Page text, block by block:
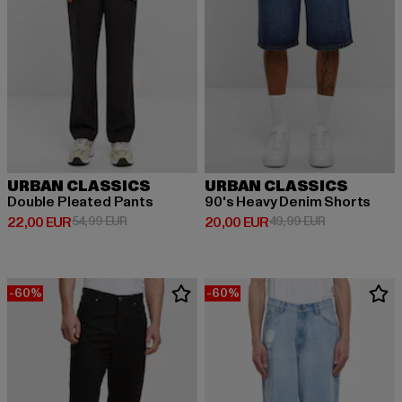
URBAN CLASSICS
Double Pleated Pants
22,00 EUR
Derzeitiger Preis: 22,00 EUR
54,99 EURAktionspreis: 54,99 EUR
URBAN CLASSICS
90's Heavy Denim Shorts
20,00 EUR
Derzeitiger Preis: 20,00 EUR
49,99 EURAktionspreis:
-60% -60%